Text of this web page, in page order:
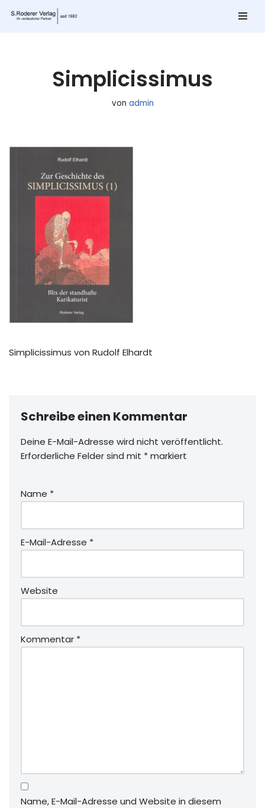
Simplicissimus
von admin
Simplicissimus von Rudolf Elhardt
Schreibe einen Kommentar
Deine E-Mail-Adresse wird nicht veröffentlicht.
Erforderliche Felder sind mit *markiert
Name *
E-Mail-Adresse *
Website
Kommentar *
Name, E-Mail-Adresse und Website in diesem